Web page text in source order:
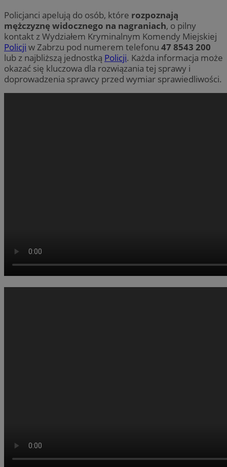
Policjanci apelują do osób, które rozpoznają
mężczyznę widocznego na nagraniach, o pilny
kontakt z Wydziałem Kryminalnym Komendy Miejskiej
Policji w Zabrzu pod numerem telefonu 47 8543 200
lub z najbliższą jednostką Policji. Każda informacja może
okazać się kluczowa dla rozwiązania tej sprawy i
doprowadzenia sprawcy przed wymiar sprawiedliwości.